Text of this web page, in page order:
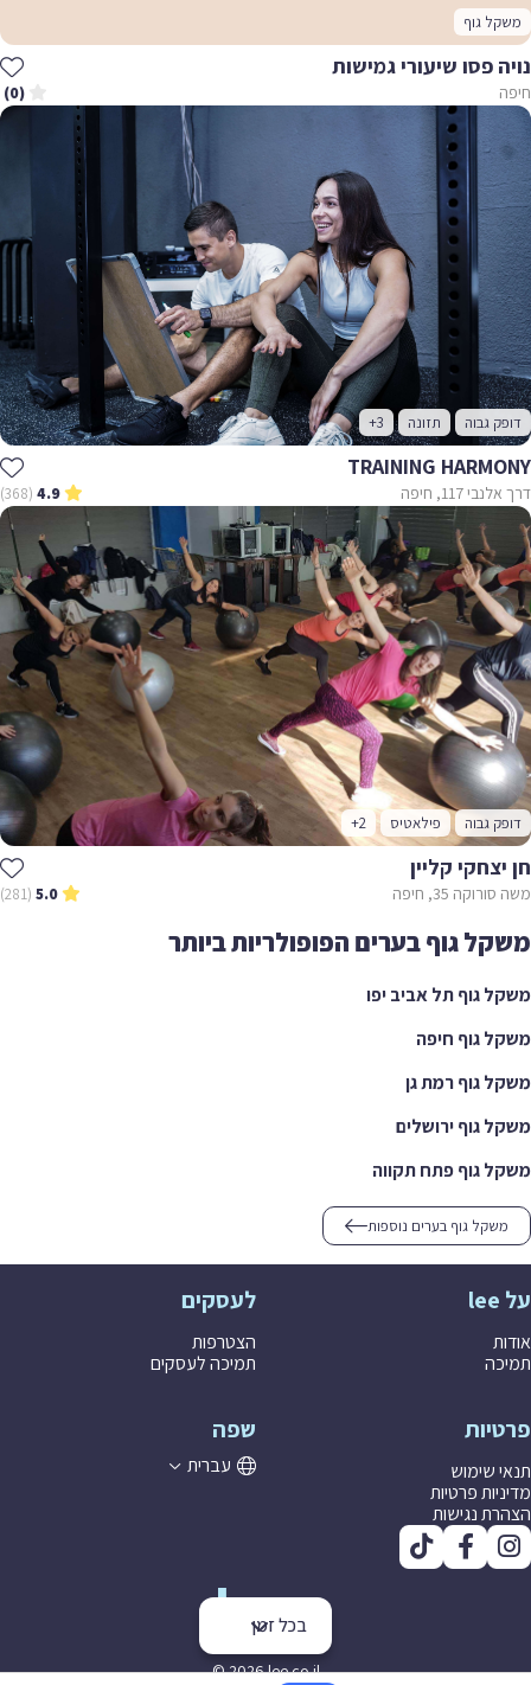
משקל גוף
נויה פסו שיעורי גמישות
חיפה (0)
דופק גבוה תזונה +3
TRAINING HARMONY
דרך אלנבי 117, חיפה 4.9
(368)
דופק גבוה פילאטיס +2
חן יצחקי קליין
משה סורוקה 35, חיפה 5.0
(281)
בכל זמן
משקל גוף בערים הפופולריות ביותר
משקל גוף תל אביב יפו
משקל גוף חיפה
משקל גוף רמת גן
משקל גוף ירושלים
משקל גוף פתח תקווה
משקל גוף בערים נוספות
על lee
אודות
תמיכה
לעסקים
הצטרפות
תמיכה לעסקים
פרטיות
תנאי שימוש
מדיניות פרטיות
הצהרת נגישות
שפה
עברית
© 2026 lee co il